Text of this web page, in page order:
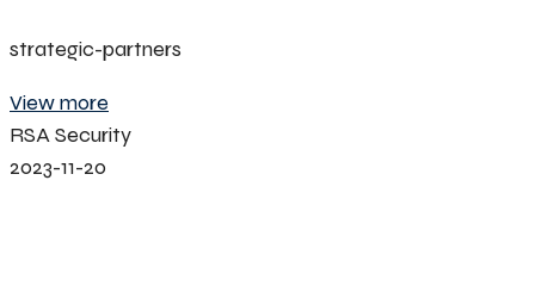
strategic-partners
View more
RSA Security
2023-11-20